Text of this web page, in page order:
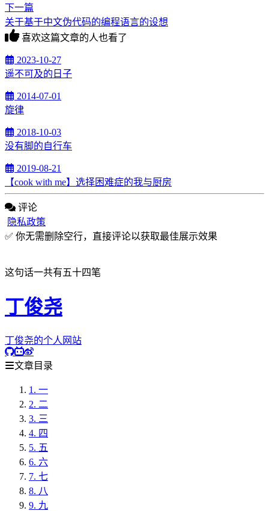
下一篇
关于基于中文伪代码的编程语言的设想
喜欢这篇文章的人也看了
2023-10-27
遥不可及的日子
2014-07-01
旋律
2018-10-03
没有脚的自行车
2019-08-21
【cook with me】选择困难症的我与厨房
评论
隐私政策
✅ 你无需删除空行，直接评论以获取最佳展示效果
这句话一共有五十四笔
丁俊尧
丁俊尧的个人网站
文章目录
1. 一
2. 二
3. 三
4. 四
5. 五
6. 六
7. 七
8. 八
9. 九